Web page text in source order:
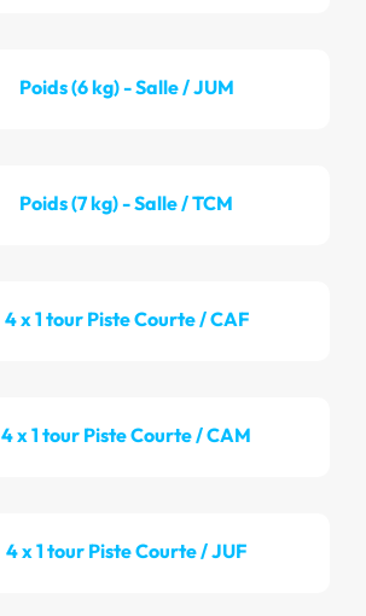
Poids (6 kg) - Salle / JUM
Poids (7 kg) - Salle / TCM
4 x 1 tour Piste Courte / CAF
4 x 1 tour Piste Courte / CAM
4 x 1 tour Piste Courte / JUF